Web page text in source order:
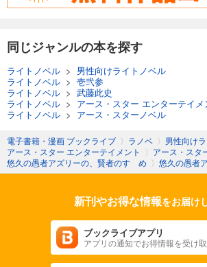
同じジャンルの本を探す
ライトノベル > 男性向けライトノベル
ライトノベル > 壱弐参
ライトノベル > 武藤此史
ライトノベル > アース・スター エンターテイメ
ライトノベル > アース・スターノベル
電子書籍・漫画 ブックライブ 〉 ラノベ 〉 男性向け
アース・スター エンターテイメント
〉 アース・スタ
悠久の愚者アズリーの、賢者のすゝめ 〉 悠久の愚者
新刊やお得な情報をお届け
ブックライブアプリ
アプリの通知でお得情報を受け取